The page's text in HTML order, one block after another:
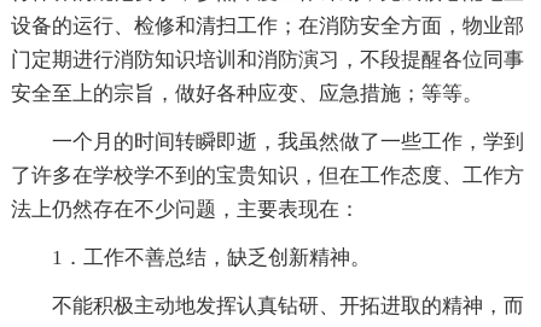
设备的运行、检修和清扫工作；在消防安全方面，物业部
门定期进行消防知识培训和消防演习，不段提醒各位同事
安全至上的宗旨，做好各种应变、应急措施；等等。
一个月的时间转瞬即逝，我虽然做了一些工作，学到
了许多在学校学不到的宝贵知识，但在工作态度、工作方
法上仍然存在不少问题，主要表现在：
1．工作不善总结，缺乏创新精神。
不能积极主动地发挥认真钻研、开拓进取的精神，而